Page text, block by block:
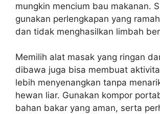
mungkin mencium bau makanan.
gunakan perlengkapan yang
dan tidak menghasilkan limbah
Memilih alat masak yang ringan
dibawa juga bisa membuat
lebih menyenangkan tanpa
hewan liar. Gunakan kompor
bahan bakar yang aman, serta